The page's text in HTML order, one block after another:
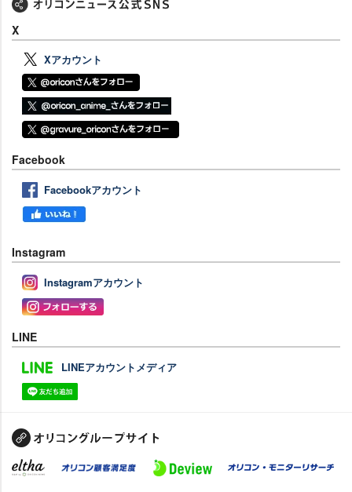
X
Xアカウント
Facebook
Facebookアカウント
Instagram
Instagramアカウント
LINE
LINEアカウントメディア